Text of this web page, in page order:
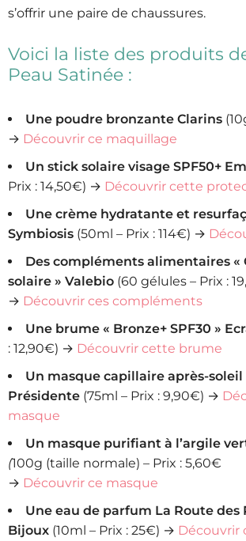
s’offrir une paire de chaussures.
Voici la liste des produits
Peau Satinée :
Une poudre bronzante Clarins
→ Découvrir ce maquillage
Un stick solaire visage SPF50+
Prix : 14,50€) → Découvrir cette
Une crème hydratante et
Symbiosis (50ml – Prix : 114€) →
Des compléments alimentaires «
solaire » Valebio (60 gélules – Prix :
→ Découvrir ces compléments
Une brume « Bronze+ SPF30 »
: 12,90€) → Découvrir cette brume
Un masque capillaire après-soleil
Présidente (75ml – Prix : 9,90€) →
masque
Un masque purifiant à l’argile
(100g (taille normale) – Prix : 5,60€
→ Découvrir ce masque
Une eau de parfum La Route des
Bijoux (10ml – Prix : 25€) → Découvrir